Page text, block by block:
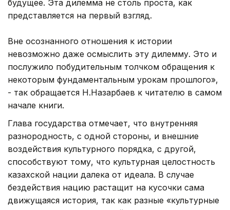
будущее. Эта дилемма не столь проста, как
представляется на первый взгляд.
Вне осознанного отношения к истории
невозможно даже осмыслить эту дилемму. Это и
послужило побудительным толчком обращения к
некоторым фундаментальным урокам прошлого»,
- так обращается Н.Назарбаев к читателю в самом
начале книги.
Глава государства отмечает, что внутренняя
разнородность, с одной стороны, и внешние
воздействия культурного порядка, с другой,
способствуют тому, что культурная целостность
казахской нации далека от идеала. В случае
бездействия нацию растащит на кусочки сама
движущаяся история, так как разные «культурные